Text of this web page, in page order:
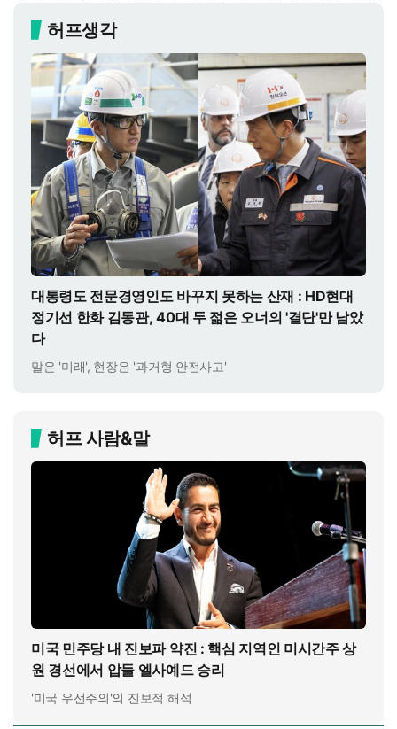
허프생각
대통령도 전문경영인도 바꾸지 못하는 산재 : HD현대
정기선 한화 김동관, 40대 두 젊은 오너의 '결단'만 남았
다
말은 '미래', 현장은 '과거형 안전사고'
허프 사람&말
미국 민주당 내 진보파 약진 : 핵심 지역인 미시간주 상
원 경선에서 압둘 엘사예드 승리
'미국 우선주의'의 진보적 해석